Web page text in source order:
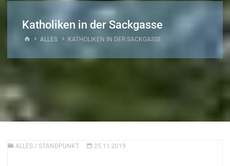
Katholiken in der Sackgasse
START
ALLES KATHOLIKEN IN DER SACKGASSE
ALLES / STANDPUNKT 25.11.2019